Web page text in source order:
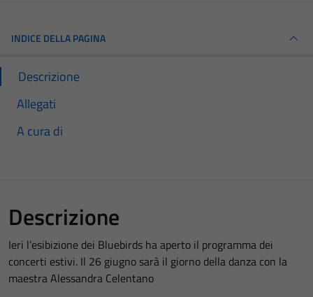
INDICE DELLA PAGINA
Descrizione
Allegati
A cura di
Descrizione
Ieri l’esibizione dei Bluebirds ha aperto il programma dei
concerti estivi. Il 26 giugno sarà il giorno della danza con la
maestra Alessandra Celentano